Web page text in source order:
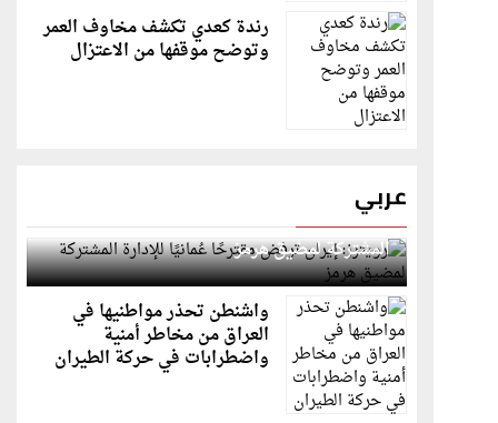
رندة كعدي تكشف مخاوف العمر
وتوضح موقفها من الاعتزال
عربي
رويترز: إيران ترفض مقترحًا عُمانيًا للإدارة
المشتركة لمضيق هرمز
واشنطن تحذر مواطنيها في
العراق من مخاطر أمنية
واضطرابات في حركة الطيران